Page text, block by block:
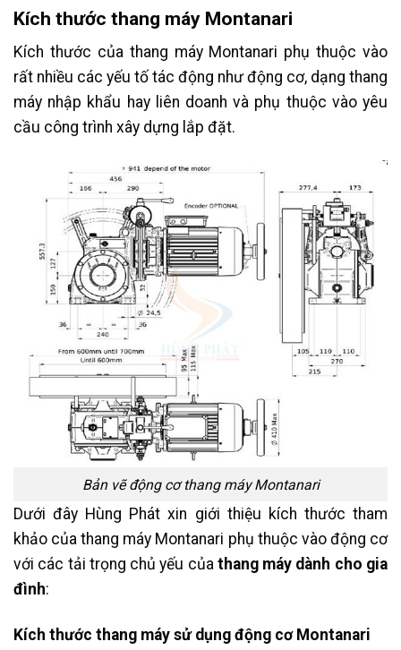
Kích thước thang máy Montanari
Kích thước của thang máy Montanari phụ thuộc vào
rất nhiều các yếu tố tác động như động cơ, dạng thang
máy nhập khẩu hay liên doanh và phụ thuộc vào yêu
cầu công trình xây dựng lắp đặt.
Bản vẽ động cơ thang máy Montanari
Dưới đây Hùng Phát xin giới thiệu kích thước tham
khảo của thang máy Montanari phụ thuộc vào động cơ
với các tải trọng chủ yếu của thang máy dành cho gia
đình:
Kích thước thang máy sử dụng động cơ Montanari